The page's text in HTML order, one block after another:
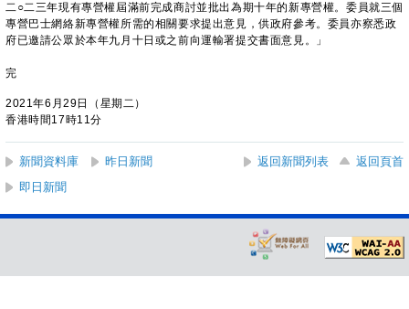
二○二三年現有專營權屆滿前完成商討並批出為期十年的新專營權。委員就三個
專營巴士網絡新專營權所需的相關要求提出意見，供政府參考。委員亦察悉政
府已邀請公眾於本年九月十日或之前向運輸署提交書面意見。」
完
2021年6月29日（星期二）
香港時間17時11分
新聞資料庫 昨日新聞 返回新聞列表
返回頁首
即日新聞